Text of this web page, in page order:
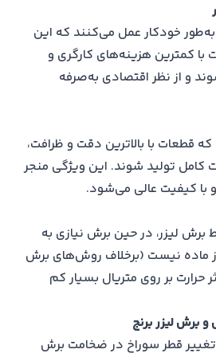
خودکار عمل می‌کنند که این
کمترین هزینه‌های کارگری و
و از نظر اقتصادی به‌صرفه
قطعات با بالاترین دقت و ظرافت،
کامل تولید شوند. این ویژگی منجر
با کیفیت عالی می‌شود.
برش لیزر، در حین برش نیازی به
ماده نیست (برخلاف روش‌های برش
حرارت بر روی متریال بسیار کم
برش لیزر برنج
قطر سوراخ در ضخامت برش